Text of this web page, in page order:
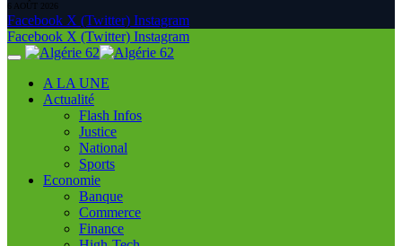
6 AOÛT 2026
Facebook X (Twitter) Instagram
Facebook X (Twitter) Instagram
A LA UNE
Actualité
Flash Infos
Justice
National
Sports
Economie
Banque
Commerce
Finance